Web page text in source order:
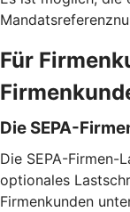
Für
Die SEPA-
Die SEPA-Firmen-
optionales
Firmenkunden